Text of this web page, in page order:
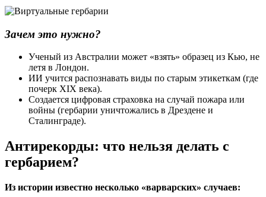
Зачем это нужно?
Ученый из Австралии может «взять» образец из Кью, не
летя в Лондон.
ИИ учится распознавать виды по старым этикеткам (где
почерк XIX века).
Создается цифровая страховка на случай пожара или
войны (гербарии уничтожались в Дрездене и
Сталинграде).
Антирекорды: что нельзя делать с
гербарием?
Из истории известно несколько «варварских» случаев: